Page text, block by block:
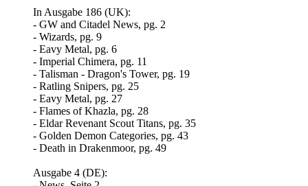
In Ausgabe 186 (UK):
- GW and Citadel News, pg. 2
- Wizards, pg. 9
- Eavy Metal, pg. 6
- Imperial Chimera, pg. 11
- Talisman - Dragon's Tower, pg. 19
- Ratling Snipers, pg. 25
- Eavy Metal, pg. 27
- Flames of Khazla, pg. 28
- Eldar Revenant Scout Titans, pg. 35
- Golden Demon Categories, pg. 43
- Death in Drakenmoor, pg. 49
Ausgabe 4 (DE):